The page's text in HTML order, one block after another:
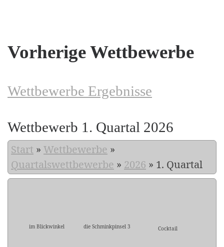
Vorherige Wettbewerbe
Wettbewerbe Ergebnisse
Wettbewerb 1. Quartal 2026
Start » Wettbewerbe »
Quartalswettbewerbe » 2026 » 1. Quartal
im Blickwinkel die Schminkpinsel 3 Cocktail